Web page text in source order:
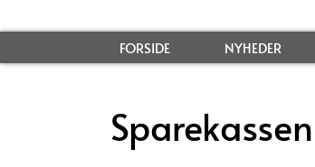
FORSIDE NYHEDER